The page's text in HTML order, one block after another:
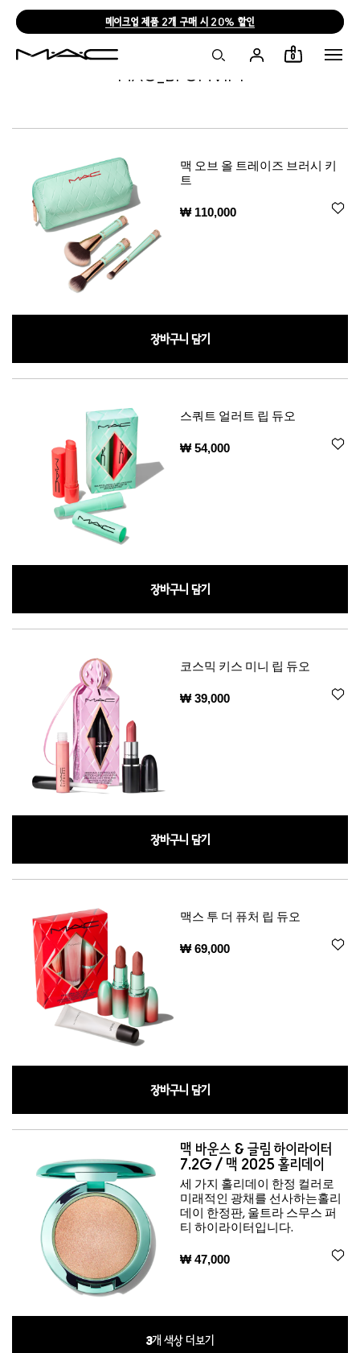
메이크업 제품 2개 구매 시 20% 할인
0
MAC_BFCMVIP1
맥 오브 올 트레이즈 브러시 키
트
₩ 110,000
장바구니 담기
스쿼트 얼러트 립 듀오
₩ 54,000
장바구니 담기
코스믹 키스 미니 립 듀오
₩ 39,000
장바구니 담기
맥스 투 더 퓨처 립 듀오
₩ 69,000
장바구니 담기
맥 바운스 & 글림 하이라이터
7.2G / 맥 2025 홀리데이
세 가지 홀리데이 한정 컬러로
미래적인 광채를 선사하는홀리
데이 한정판, 울트라 스무스 퍼
티 하이라이터입니다.
₩ 47,000
3개 색상 더보기